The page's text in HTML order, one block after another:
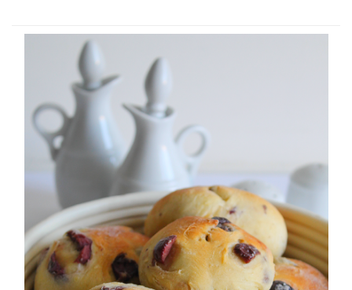
5) A questo punto fare una palla e mettere in una ciotola
unta; far lievitare a circa 22°-23° (io metto dentro al
forno intiepidito) per circa 1 ora.
6) Ora spezzare in 9 parti di circa 65 gr l`una e fare una
pallina (operazione detta pirlatura vedi link ricetta ),
ungere una teglia e metterle a lievitare, ungendo anche la
parte superiore.
7) A metà lievitazione spianare delicatamente con i
polpastrelli le palline (che già si saranno allargate) e
rimettere a lievitare.
-1 spicchio aglio
-q.b. sale per condire
Per Spennellare:
-1 tuorlo bio + 1 cucchiaio latte a temperatura ambiente
Per prima cosa miscelate le due farine all’interno di una
ciotola capiente; al centro praticate un buco dove
andrete a mettereil lievito di birra fresco sbriciolato.
Sciogliete quest’ultimo con un po’ di acqua tiepida e
successivamente aggiungete lo zucchero, il sale ed infine